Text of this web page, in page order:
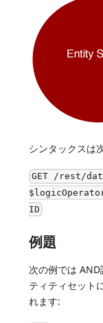
シンタックスは
GET /rest/
ID
例題
次の例では
ティティセット
れます: